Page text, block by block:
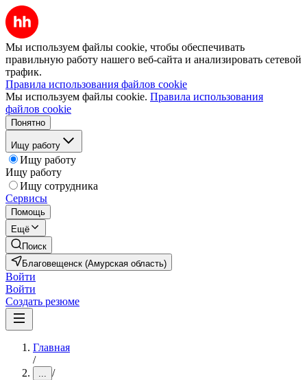
Мы используем файлы cookie, чтобы обеспечивать
правильную работу нашего веб-сайта и анализировать сетевой
трафик.
Правила использования файлов cookie
Мы используем файлы cookie. Правила использования
файлов cookie
Понятно
Ищу работу
Ищу работу
Ищу работу
Ищу сотрудника
Сервисы
Помощь
Ещё
Поиск
Благовещенск (Амурская область)
Войти
Войти
Создать резюме
Главная
/
... /